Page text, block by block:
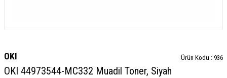
OKI Ürün Kodu : 936
OKI 44973544-MC332 Muadil Toner, Siyah